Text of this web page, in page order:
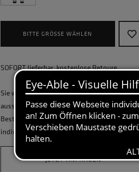
BITTE GRÖSSE WÄHLEN
SOFORT lieferbar, kostenlose Retoure
Sie wollen Ihr Unternehmen ganzheitlich
ausstatten und benötigen eine größere
Bestellmenge? Gerne erstellen wir Ihnen ein
individuelles Angebot.
JETZT ANFRAGEN